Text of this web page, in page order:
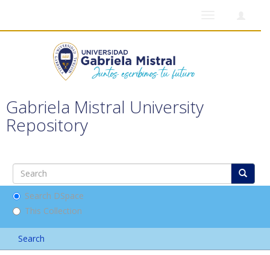
Gabriela Mistral University
Repository
Search DSpace
This Collection
Search